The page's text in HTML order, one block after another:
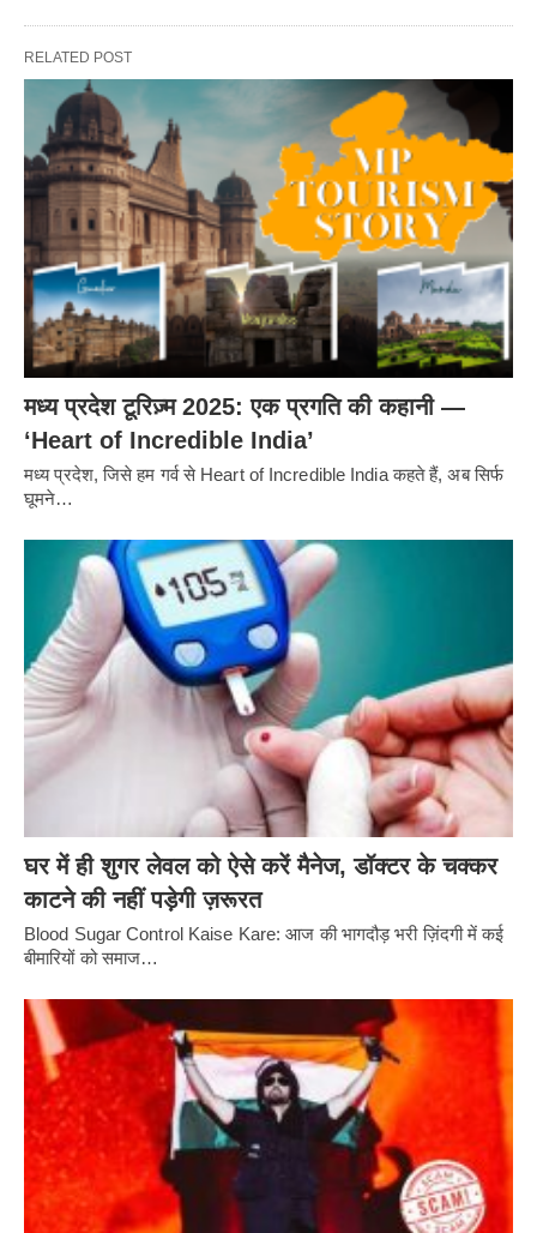
RELATED POST
मध्य प्रदेश टूरिज़्म 2025: एक प्रगति की कहानी —
‘Heart of Incredible India’
मध्य प्रदेश, जिसे हम गर्व से Heart of Incredible India कहते हैं, अब सिर्फ
घूमने…
घर में ही शुगर लेवल को ऐसे करें मैनेज, डॉक्टर के चक्कर
काटने की नहीं पड़ेगी ज़रूरत
Blood Sugar Control Kaise Kare: आज की भागदौड़ भरी ज़िंदगी में कई
बीमारियों को समाज…